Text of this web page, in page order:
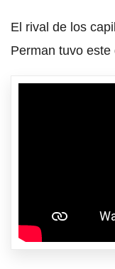
El rival de los
Perman tuvo